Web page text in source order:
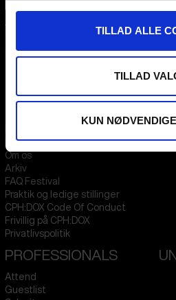
TILLAD ALLE
TILLAD
KUN
Denmark
FESTIVAL 2026 DA
Presseinfo
Om os
Arkiv
FAQ Festival
Praktik og ledige stillinger
CPH:DOX Code Of Conduct
Frivillig på CPH:DOX
Privatlivspolitik
PROFESSIONALS
Attend
Guestlist